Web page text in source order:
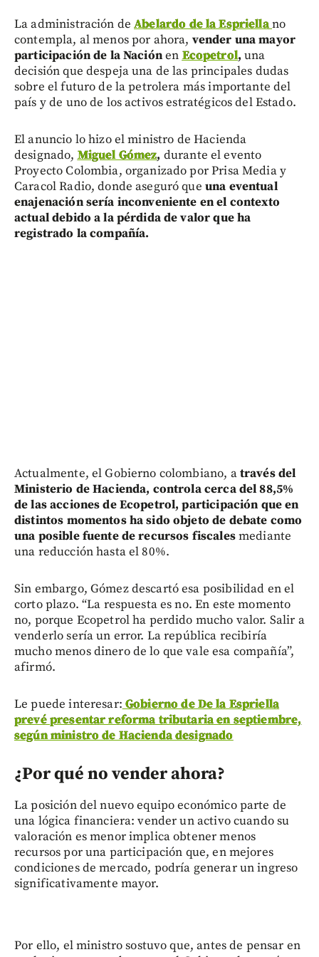
La administración de Abelardo de la Espriellano
contempla, al menos por ahora, vender una mayor
participación de la Naciónen Ecopetrol, una
decisión que despeja una de las principales dudas
sobre el futuro de la petrolera más importante del
país y de uno de los activos estratégicos del Estado.
El anuncio lo hizo el ministro de Hacienda
designado, Miguel Gómez, durante el evento
Proyecto Colombia, organizado por Prisa Media y
Caracol Radio, donde aseguró que una eventual
enajenación sería inconveniente en el contexto
actual debido a la pérdida de valor que ha
registrado la compañía.
Actualmente, el Gobierno colombiano, através del
Ministerio de Hacienda, controla cerca del 88,5%
de las acciones de Ecopetrol, participación que en
distintos momentos ha sido objeto de debate como
una posible fuente de recursos fiscalesmediante
una reducción hasta el 80%.
Sin embargo, Gómez descartó esa posibilidad en el
corto plazo. “La respuesta es no. En este momento
no, porque Ecopetrol ha perdido mucho valor. Salir a
venderlo sería un error. La república recibiría
mucho menos dinero de lo que vale esa compañía”,
afirmó.
Le puede interesar: Gobierno de De la Espriella
prevé presentar reforma tributaria en septiembre,
según ministro de Hacienda designado
¿Por qué no vender ahora?
La posición del nuevo equipo económico parte de
una lógica financiera: vender un activo cuando su
valoración es menor implica obtener menos
recursos por una participación que, en mejores
condiciones de mercado, podría generar un ingreso
significativamente mayor.
Por ello, el ministro sostuvo que, antes de pensar en